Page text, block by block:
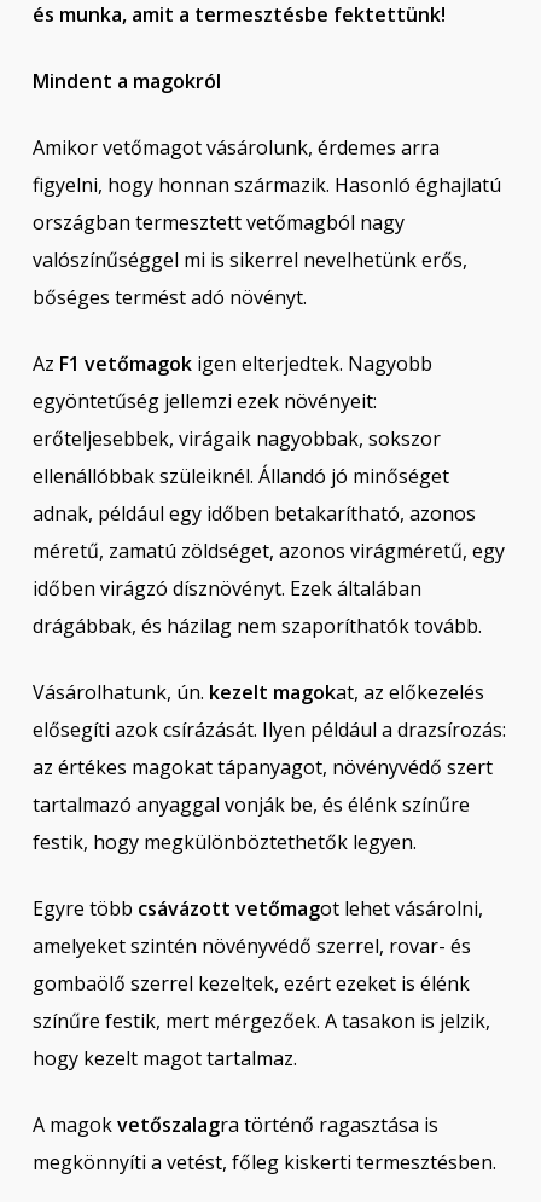
és munka, amit a termesztésbe fektettünk!
Mindent a magokról
Amikor vetőmagot vásárolunk, érdemes arra
figyelni, hogy honnan származik. Hasonló éghajlatú
országban termesztett vetőmagból nagy
valószínűséggel mi is sikerrel nevelhetünk erős,
bőséges termést adó növényt.
Az F1 vetőmagokigen elterjedtek. Nagyobb
egyöntetűség jellemzi ezek növényeit:
erőteljesebbek, virágaik nagyobbak, sokszor
ellenállóbbak szüleiknél. Állandó jó minőséget
adnak, például egy időben betakarítható, azonos
méretű, zamatú zöldséget, azonos virágméretű, egy
időben virágzó dísznövényt. Ezek általában
drágábbak, és házilag nem szaporíthatók tovább.
Vásárolhatunk, ún. kezelt magokat, az előkezelés
elősegíti azok csírázását. Ilyen például a drazsírozás:
az értékes magokat tápanyagot, növényvédő szert
tartalmazó anyaggal vonják be, és élénk színűre
festik, hogy megkülönböztethetők legyen.
Egyre több csávázott vetőmagot lehet vásárolni,
amelyeket szintén növényvédő szerrel, rovar- és
gombaölő szerrel kezeltek, ezért ezeket is élénk
színűre festik, mert mérgezőek. A tasakon is jelzik,
hogy kezelt magot tartalmaz.
A magokvetőszalagra történő ragasztása is
megkönnyíti a vetést, főleg kiskerti termesztésben.